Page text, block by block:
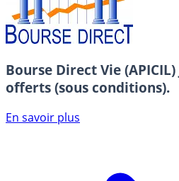
Bourse Direct Vie (APICIL)
offerts (sous conditions).
En savoir plus